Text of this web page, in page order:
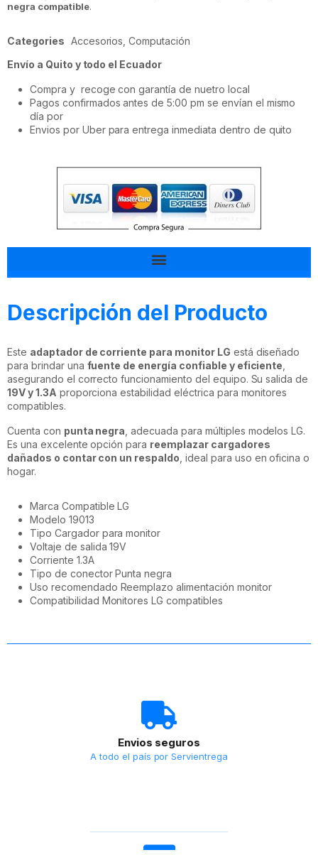
negra compatible.
Categories Accesorios ,Computación
Envío a Quito y todo el Ecuador
Compra y recoge con garantía de nuetro local
Pagos confirmados antes de 5:00 pm se envían el mismo
día por
Envios por Uber para entrega inmediata dentro de quito
Descripción del Producto
Este adaptador de corriente para monitor LG está diseñado
para brindar una fuente de energía confiable y eficiente
asegurando el correcto funcionamiento del equipo. Su salida de
19V y 1.3A proporciona estabilidad eléctrica para monitores
compatibles.
Cuenta con punta negra , adecuada para múltiples modelos LG.
Es una excelente opción para reemplazar cargadores
dañados o contar con un respaldo , ideal para uso en oficina o
hogar.
Marca Compatible LG
Modelo 19013
Tipo Cargador para monitor
Voltaje de salida 19V
Corriente 1.3A
Tipo de conector Punta negra
Uso recomendado Reemplazo alimentación monitor
Compatibilidad Monitores LG compatibles
Envios seguros
A todo el país por Servientrega